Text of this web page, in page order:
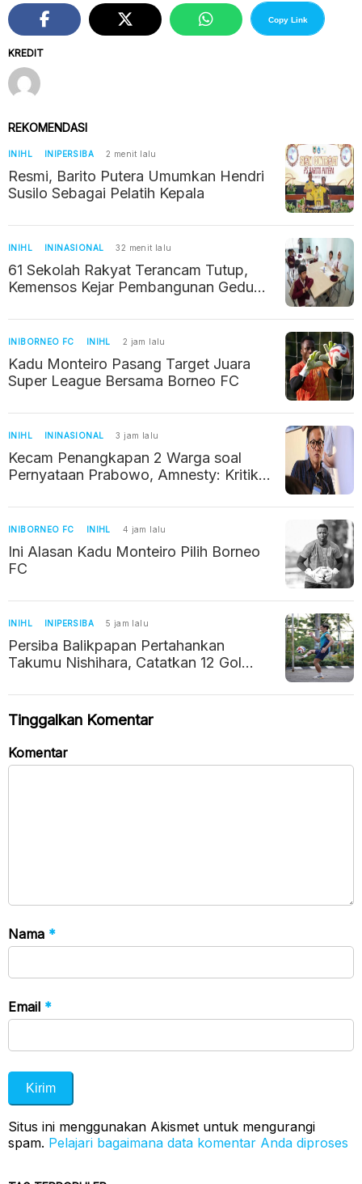
KREDIT
Copy Link
REKOMENDASI
INIHL INIPERSIBA 2 menit lalu
Resmi, Barito Putera Umumkan Hendri
Susilo Sebagai Pelatih Kepala
INIHL ININASIONAL 32 menit lalu
61 Sekolah Rakyat Terancam Tutup,
Kemensos Kejar Pembangunan Gedung
INIBORNEO FC INIHL 2 jam lalu
Kadu Monteiro Pasang Target Juara
Super League Bersama Borneo FC
INIHL ININASIONAL 3 jam lalu
Kecam Penangkapan 2 Warga soal
Pernyataan Prabowo, Amnesty: Kritik
INIBORNEO FC INIHL 4 jam lalu
Ini Alasan Kadu Monteiro Pilih Borneo
FC
INIHL INIPERSIBA 5 jam lalu
Persiba Balikpapan Pertahankan
Takumu Nishihara, Catatkan 12 Gol
Tinggalkan Komentar
Komentar
Nama *
Email *
Situs ini menggunakan Akismet untuk mengurangi
spam. Pelajari bagaimana data komentar Anda diproses